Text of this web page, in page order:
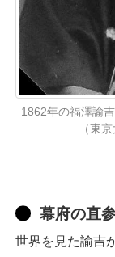
1862年の福澤諭
（東
幕府の直
世界を見た諭吉